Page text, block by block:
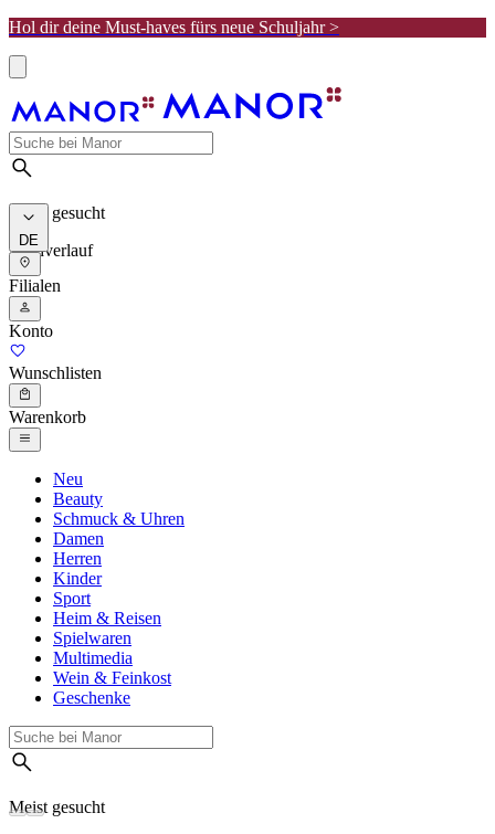
Hol dir deine Must-haves fürs neue Schuljahr >
Meist gesucht
Suchverlauf
DE
Filialen
Konto
Wunschlisten
Warenkorb
Neu
Beauty
Schmuck & Uhren
Damen
Herren
Kinder
Sport
Heim & Reisen
Spielwaren
Multimedia
Wein & Feinkost
Geschenke
Meist gesucht